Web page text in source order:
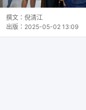
撰文： 倪清江
出版： 2025-05-02 13:09